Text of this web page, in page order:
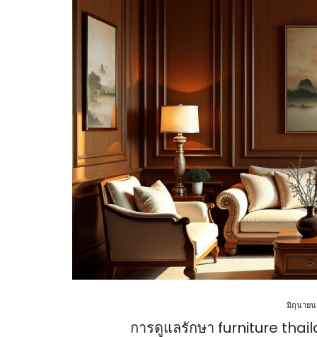
มิถุนายน
การดูแลรักษา furniture